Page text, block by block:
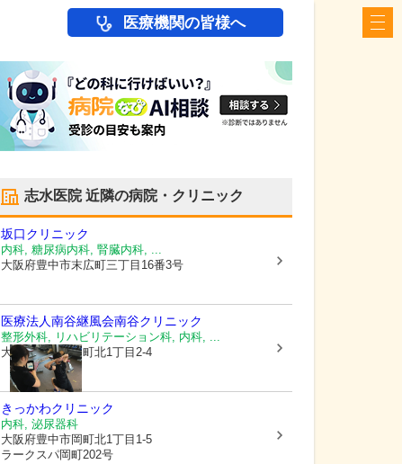
医療機関の皆様へ
志水医院近隣の病院・クリニック
坂口クリニック
内科, 糖尿病内科, 腎臓内科, ...
大阪府豊中市末広町三丁目16番3号
医療法人南谷継風会南谷クリニック
整形外科, リハビリテーション科, 内科, ...
大阪府豊中市岡町北1丁目2-4
きっかわクリニック
内科, 泌尿器科
大阪府豊中市岡町北1丁目1-5
ラークスパ岡町202号